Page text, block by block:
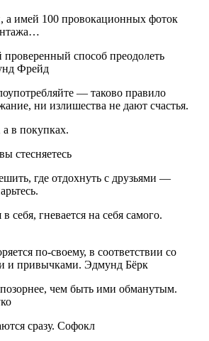
а имей 100 провокационных фоток
способ преодолеть
Фрейд
— таково правило
ни излишества не дают счастья.
а в покупках.
стесняетесь
где отдохнуть с друзьями —
себя, гневается на себя самого.
по-своему, в соответствии со
и привычками. Эдмунд Бёрк
чем быть ими обманутым.
сразу. Софокл